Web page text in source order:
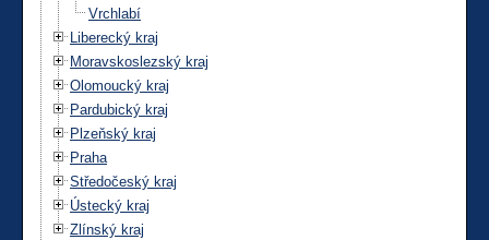
Vrchlabí
Liberecký kraj
Moravskoslezský kraj
Olomoucký kraj
Pardubický kraj
Plzeňský kraj
Praha
Středočeský kraj
Ústecký kraj
Zlínský kraj